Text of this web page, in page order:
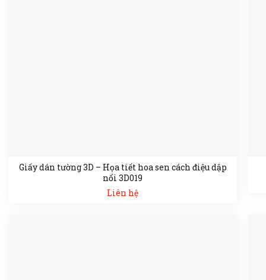
Giấy dán tường 3D – Họa tiết hoa sen cách điệu dập
nổi 3D019
Liên hệ